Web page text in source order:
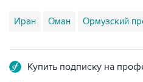
Иран Оман Ормузский
Купить подписку на